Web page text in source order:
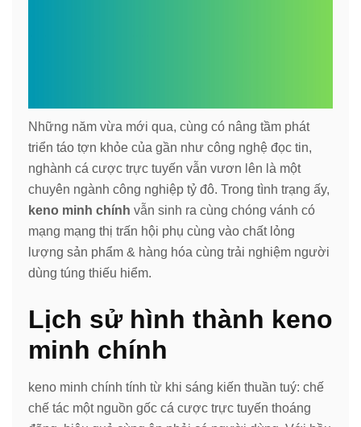
Những năm vừa mới qua, cùng có nâng tầm phát
triển táo tợn khỏe của gần như công nghệ đọc tin,
nghành cá cược trực tuyến vẫn vươn lên là một
chuyên ngành công nghiệp tỷ đô. Trong tình trạng ấy,
keno minh chính vẫn sinh ra cùng chóng vánh có
mạng mạng thị trấn hội phụ cùng vào chất lỏng
lượng sản phẩm & hàng hóa cùng trải nghiệm người
dùng túng thiếu hiểm.
Lịch sử hình thành keno
minh chính
keno minh chính tính từ khi sáng kiến thuần tuý: chế
chế tác một nguồn gốc cá cược trực tuyến thoáng